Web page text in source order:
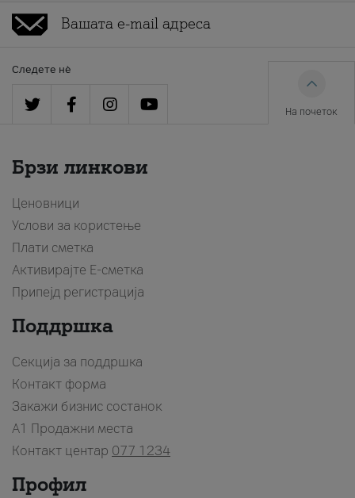
Следете нè
На почеток
Брзи линкови
Ценовници
Услови за користење
Плати сметка
Активирајте Е-сметка
Припејд регистрација
Поддршка
Секција за поддршка
Контакт форма
Закажи бизнис состанок
A1 Продажни места
Контакт центар 077 1234
Профил